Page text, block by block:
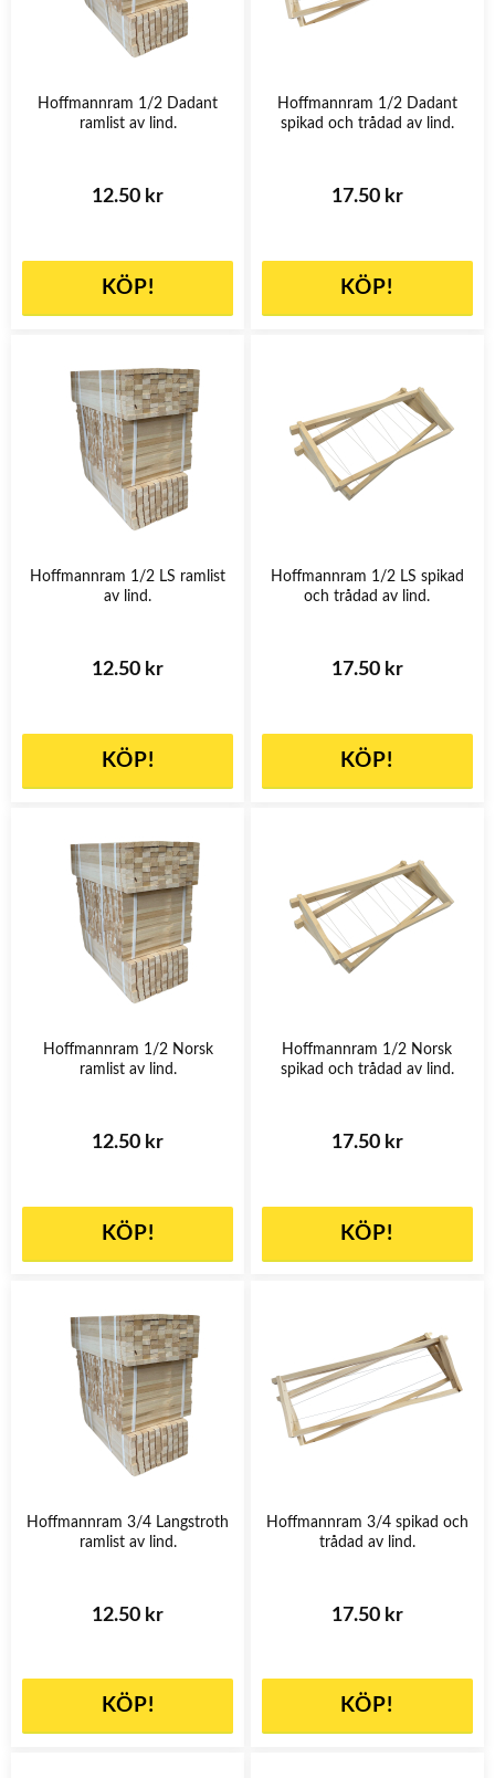
Hoffmannram 1/2 Dadant
ramlist av lind.
12.50 kr
KÖP!
Hoffmannram 1/2 Dadant
spikad och trådad av lind.
17.50 kr
KÖP!
Hoffmannram 1/2 LS ramlist
av lind.
12.50 kr
KÖP!
Hoffmannram 1/2 LS spikad
och trådad av lind.
17.50 kr
KÖP!
Hoffmannram 1/2 Norsk
ramlist av lind.
12.50 kr
KÖP!
Hoffmannram 1/2 Norsk
spikad och trådad av lind.
17.50 kr
KÖP!
Hoffmannram 3/4 Langstroth
ramlist av lind.
12.50 kr
KÖP!
Hoffmannram 3/4 spikad och
trådad av lind.
17.50 kr
KÖP!